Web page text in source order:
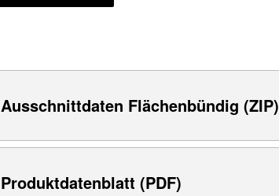
Ausschnittdaten Flächenbündig (ZIP)
Produktdatenblatt (PDF)